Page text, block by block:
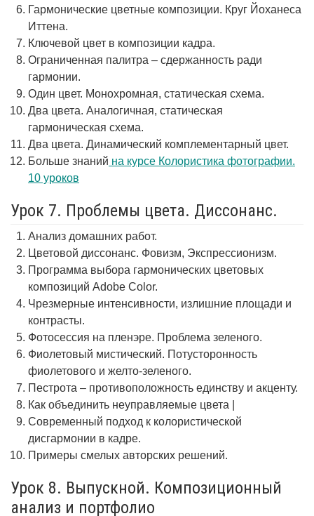
Гармонические цветные композиции. Круг Йоханеса
Иттена.
Ключевой цвет в композиции кадра.
Ограниченная палитра – сдержанность ради
гармонии.
Один цвет. Монохромная, статическая схема.
Два цвета. Аналогичная, статическая
гармоническая схема.
Два цвета. Динамический комплементарный цвет.
Больше знаний на курсе Колористика фотографии.
10 уроков
Урок 7. Проблемы цвета. Диссонанс.
Анализ домашних работ.
Цветовой диссонанс. Фовизм, Экспрессионизм.
Программа выбора гармонических цветовых
композиций Adobe Color.
Чрезмерные интенсивности, излишние площади и
контрасты.
Фотосессия на пленэре. Проблема зеленого.
Фиолетовый мистический. Потусторонность
фиолетового и желто-зеленого.
Пестрота – противоположность единству и акценту.
Как объединить неуправляемые цвета |
Современный подход к колористической
дисгармонии в кадре.
Примеры смелых авторских решений.
Урок 8. Выпускной. Композиционный
анализ и портфолио